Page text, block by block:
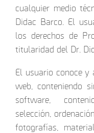
cualquier medio
Didac Barco. El
los derechos de
titularidad del Dr.
El usuario conoce
web, conteniendo
software,
selección,
fotografías,